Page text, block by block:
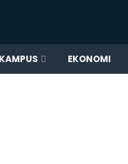
KAMPUS EKONOMI